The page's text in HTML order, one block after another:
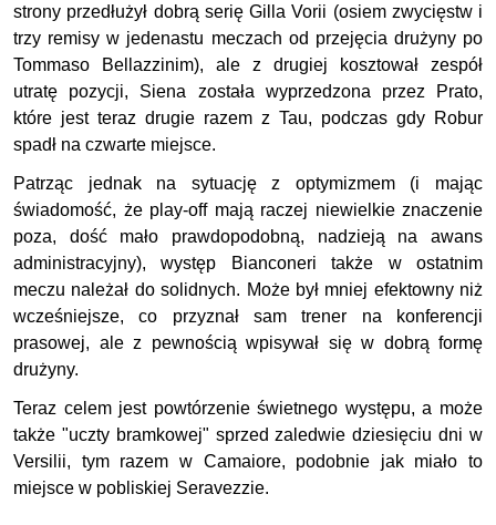
strony przedłużył dobrą serię Gilla Vorii (osiem zwycięstw i
trzy remisy w jedenastu meczach od przejęcia drużyny po
Tommaso Bellazzinim), ale z drugiej kosztował zespół
utratę pozycji, Siena została wyprzedzona przez Prato,
które jest teraz drugie razem z Tau, podczas gdy Robur
spadł na czwarte miejsce.
Patrząc jednak na sytuację z optymizmem (i mając
świadomość, że play-off mają raczej niewielkie znaczenie
poza, dość mało prawdopodobną, nadzieją na awans
administracyjny), występ Bianconeri także w ostatnim
meczu należał do solidnych. Może był mniej efektowny niż
wcześniejsze, co przyznał sam trener na konferencji
prasowej, ale z pewnością wpisywał się w dobrą formę
drużyny.
Teraz celem jest powtórzenie świetnego występu, a może
także "uczty bramkowej" sprzed zaledwie dziesięciu dni w
Versilii, tym razem w Camaiore, podobnie jak miało to
miejsce w pobliskiej Seravezzie.